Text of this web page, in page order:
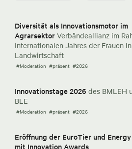
Diversität als Innovationsmotor im
Agrarsektor Verbändeallianz im
Internationalen Jahres der Frauen
Landwirtschaft
#Moderation #präsent #2026
Innovationstage 2026 des BMLEH
BLE
#Moderation #präsent #2026
Eröffnung der EuroTier und
mit Innovation Awards